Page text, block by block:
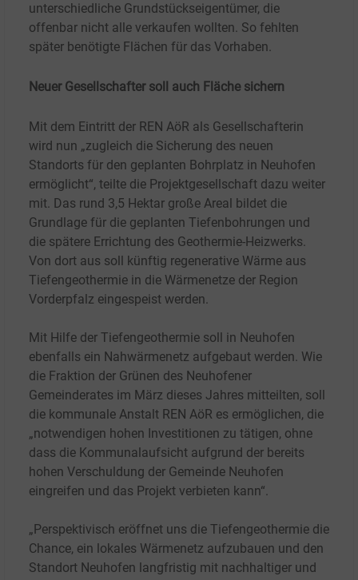
unterschiedliche Grundstückseigentümer, die
offenbar nicht alle verkaufen wollten. So fehlten
später benötigte Flächen für das Vorhaben.
Neuer Gesellschafter soll auch Fläche sichern
Mit dem Eintritt der REN AöR als Gesellschafterin
wird nun „zugleich die Sicherung des neuen
Standorts für den geplanten Bohrplatz in Neuhofen
ermöglicht“, teilte die Projektgesellschaft dazu weiter
mit. Das rund 3,5 Hektar große Areal bildet die
Grundlage für die geplanten Tiefenbohrungen und
die spätere Errichtung des Geothermie-Heizwerks.
Von dort aus soll künftig regenerative Wärme aus
Tiefengeothermie in die Wärmenetze der Region
Vorderpfalz eingespeist werden.
Mit Hilfe der Tiefengeothermie soll in Neuhofen
ebenfalls ein Nahwärmenetz aufgebaut werden. Wie
die Fraktion der Grünen des Neuhofener
Gemeinderates im März dieses Jahres mitteilten, soll
die kommunale Anstalt REN AöR es ermöglichen, die
„notwendigen hohen Investitionen zu tätigen, ohne
dass die Kommunalaufsicht aufgrund der bereits
hohen Verschuldung der Gemeinde Neuhofen
eingreifen und das Projekt verbieten kann“.
„Perspektivisch eröffnet uns die Tiefengeothermie die
Chance, ein lokales Wärmenetz aufzubauen und den
Standort Neuhofen langfristig mit nachhaltiger und